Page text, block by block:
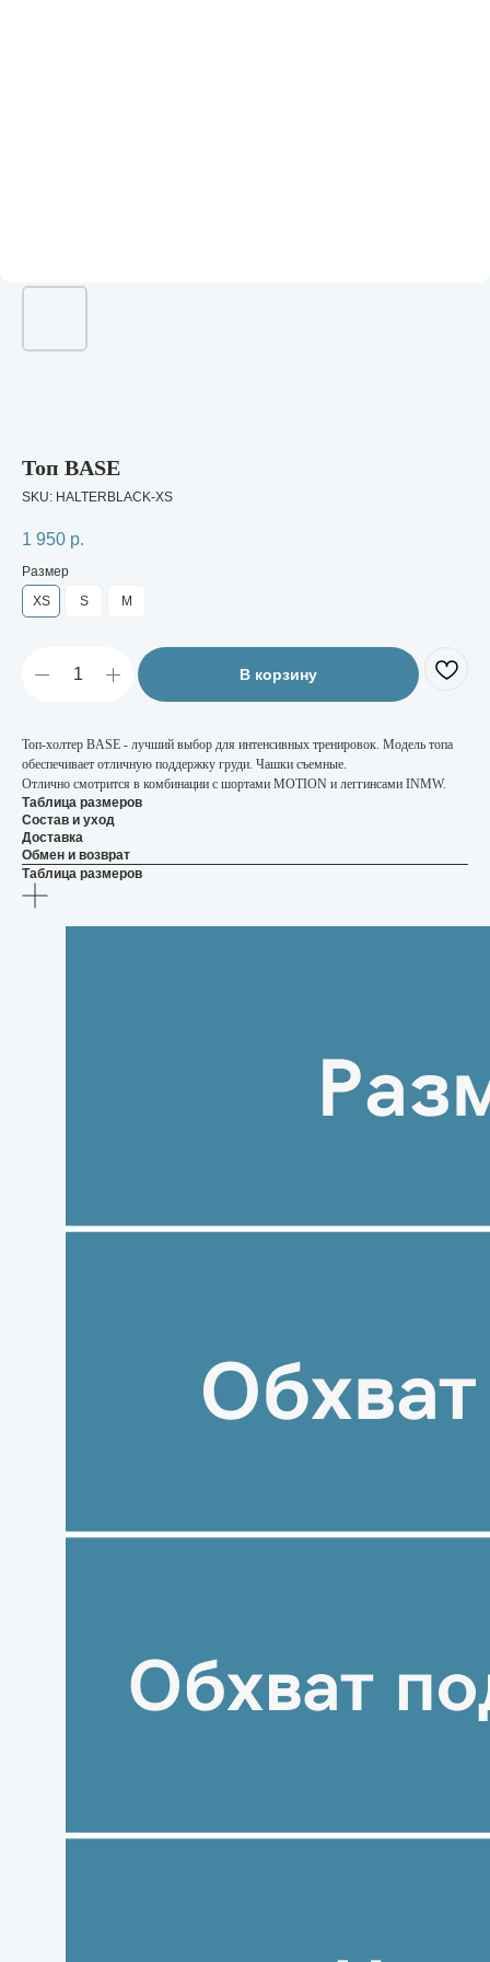
Топ BASE
SKU: HALTERBLACK-XS
1 950 р.
Размер
XS
S M
В корзину
Топ-холтер BASE - лучший выбор для интенсивных тренировок. Модель топа
обеспечивает отличную поддержку груди. Чашки съемные.
Отлично смотрится в комбинации с шортами MOTION и леггинсами INMW.
Таблица размеров
Состав и уход
Доставка
Обмен и возврат
Таблица размеров